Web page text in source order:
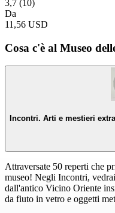
3,7 (10)
Da
11,56 USD
Cosa c'è al Museo
Incontri. Arti e mestieri
Attraversate 50 reperti che
museo! Negli Incontri,
dall'antico Vicino Oriente
da fiuto in vetro e oggetti